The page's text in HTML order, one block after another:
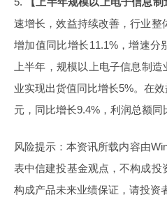
速增长，效益持续改善，行业
增加值同比增长11.1%，增速分
上半年，规模以上电子信息制
业实现出货值同比增长5%。在
元，同比增长9.4%，利润总额同
风险提示：本资讯所载内容由
表中信建投基金观点，不构成
构成产品未来业绩保证，请投资